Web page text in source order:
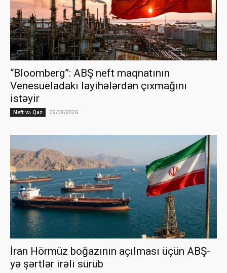
“Bloomberg”: ABŞ neft maqnatının
Venesueladakı layihələrdən çıxmağını
istəyir
Neft və Qaz 09/08/2026
İran Hörmüz boğazının açılması üçün ABŞ-
yə şərtlər irəli sürüb